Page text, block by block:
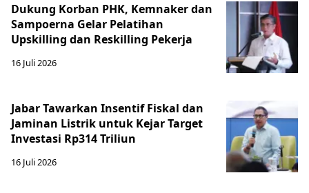
Dukung Korban PHK, Kemnaker dan
Sampoerna Gelar Pelatihan
Upskilling dan Reskilling Pekerja
16 Juli 2026
Jabar Tawarkan Insentif Fiskal dan
Jaminan Listrik untuk Kejar Target
Investasi Rp314 Triliun
16 Juli 2026